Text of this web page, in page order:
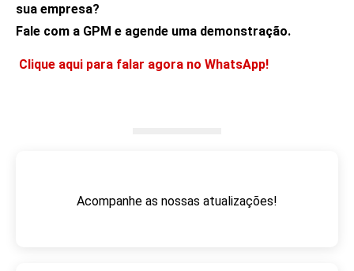
sua empresa?
Fale com a GPM e agende uma demonstração.
Clique aqui para falar agora no WhatsApp!
Acompanhe as nossas atualizações!